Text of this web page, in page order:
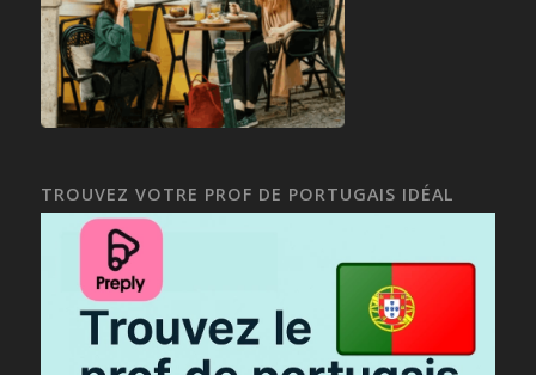
TROUVEZ VOTRE PROF DE PORTUGAIS IDÉAL